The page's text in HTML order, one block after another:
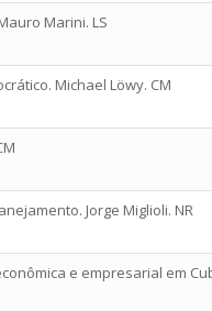
Marini. LS
Michael Löwy. CM
Jorge Miglioli. NR
e empresarial em